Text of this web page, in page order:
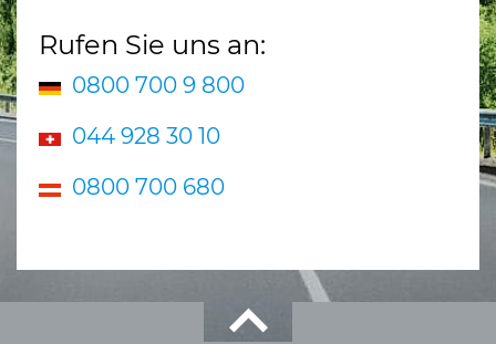
Rufen Sie uns an:
0800 700 9 800
044 928 30 10
0800 700 680